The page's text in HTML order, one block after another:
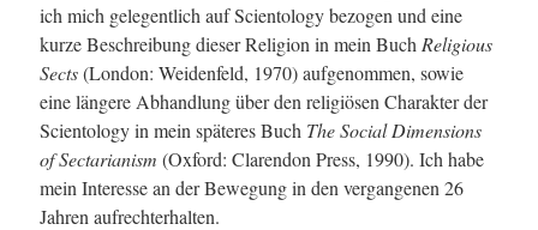
ich mich gelegentlich auf Scientology bezogen und eine
kurze Beschreibung dieser Religion in mein Buch Religious
Sects(London: Weidenfeld, 1970) aufgenommen, sowie
eine längere Abhandlung über den religiösen Charakter der
Scientology in mein späteres Buch The Social Dimensions
of Sectarianism (Oxford: Clarendon Press, 1990). Ich habe
mein Interesse an der Bewegung in den vergangenen 26
Jahren aufrechterhalten.